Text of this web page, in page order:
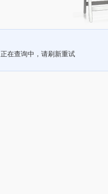
正在查询中，请刷新重试